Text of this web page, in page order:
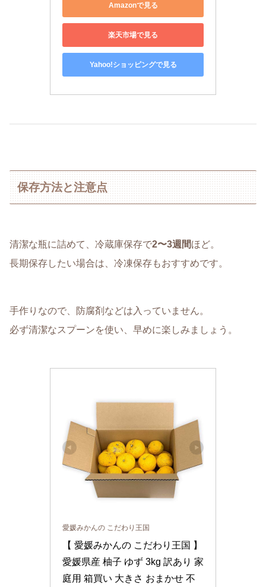
Amazonで見る
楽天市場で見る
Yahoo!ショッピングで見る
保存方法と注意点
清潔な瓶に詰めて、冷蔵庫保存で2〜3週間ほど。
長期保存したい場合は、冷凍保存もおすすめです。
手作りなので、防腐剤などは入っていません。
必ず清潔なスプーンを使い、早めに楽しみましょう。
愛媛みかんの こだわり王国
【 愛媛みかんの こだわり王国 】
愛媛県産 柚子 ゆず 3kg 訳あり 家
庭用 箱買い 大きさ おまかせ 不